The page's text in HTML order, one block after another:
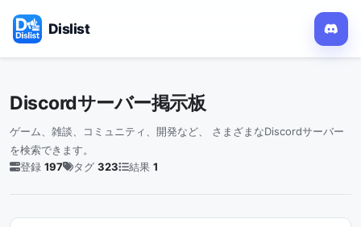
Dislist
Discordサーバー掲示板
ゲーム、雑談、コミュニティ、開発など、 さまざまなDiscordサーバー
を検索できます。
登録 197 タグ 323 結果 1